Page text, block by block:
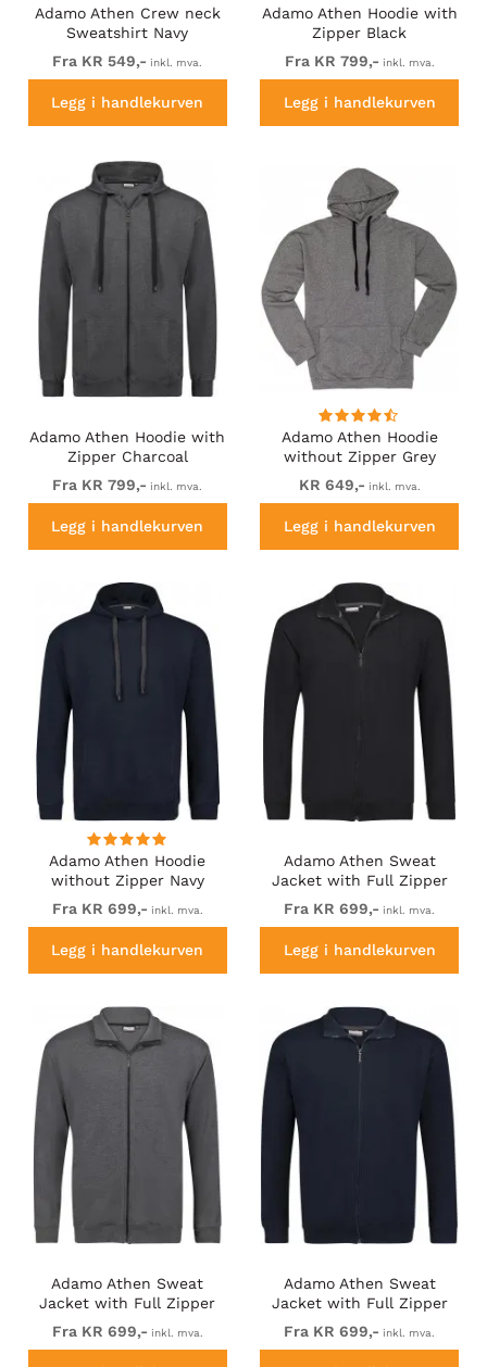
Adamo Athen Crew neck
Sweatshirt Navy
Fra KR 549,- inkl. mva.
Legg i handlekurven
Adamo Athen Hoodie with
Zipper Black
Fra KR 799,- inkl. mva.
Legg i handlekurven
Adamo Athen Hoodie with
Zipper Charcoal
Fra KR 799,- inkl. mva.
Legg i handlekurven
Adamo Athen Hoodie
without Zipper Grey
KR 649,- inkl. mva.
Legg i handlekurven
Adamo Athen Hoodie
without Zipper Navy
Fra KR 699,- inkl. mva.
Legg i handlekurven
Adamo Athen Sweat
Jacket with Full Zipper
Black
Fra KR 699,- inkl. mva.
Legg i handlekurven
Adamo Athen Sweat
Jacket with Full Zipper
Charcoal
Fra KR 699,- inkl. mva.
Adamo Athen Sweat
Jacket with Full Zipper
Navy
Fra KR 699,- inkl. mva.